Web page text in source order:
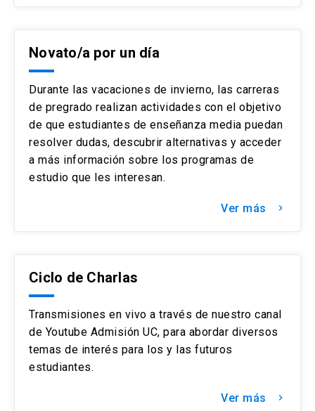
Novato/a por un día
Durante las vacaciones de invierno, las carreras
de pregrado realizan actividades con el objetivo
de que estudiantes de enseñanza media puedan
resolver dudas, descubrir alternativas y acceder
a más información sobre los programas de
estudio que les interesan.
Ver más keyboard_arrow_right
Ciclo de Charlas
Transmisiones en vivo a través de nuestro canal
de Youtube Admisión UC, para abordar diversos
temas de interés para los y las futuros
estudiantes.
Ver más keyboard_arrow_right